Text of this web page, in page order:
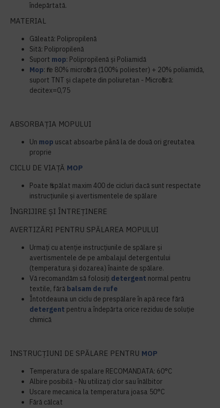
îndepărtată.
MATERIAL
Găleată: Polipropilenă
Sită: Polipropilenă
Suport mop: Polipropilenă și Poliamidă
Mop: fire 80% microfibră (100% poliester) + 20% poliamidă,
suport TNT și clapete din poliuretan - Microfibră:
decitex=0,75
ABSORBAȚIA MOPULUI
Un mop uscat absoarbe până la de două ori greutatea
proprie
CICLU DE VIAȚĂ MOP
Poate fi spălat maxim 400 de cicluri dacă sunt respectate
instrucțiunile și avertismentele de spălare
ÎNGRIJIRE ȘI ÎNTREȚINERE
AVERTIZĂRI PENTRU SPĂLAREA MOPULUI
Urmați cu atenție instrucțiunile de spălare și
avertismentele de pe ambalajul detergentului
(temperatura și dozarea) înainte de spălare.
Vă recomandăm să folosiți detergent normal pentru
textile, fără balsam de rufe
Întotdeauna un ciclu de prespălare în apă rece fără
detergent pentru a îndepărta orice reziduu de soluție
chimică
INSTRUCȚIUNI DE SPĂLARE PENTRU MOP
Temperatura de spalare RECOMANDATA: 60°C
Albire posibilă - Nu utilizați clor sau înălbitor
Uscare mecanica la temperatura joasa 50°C
Fără călcat